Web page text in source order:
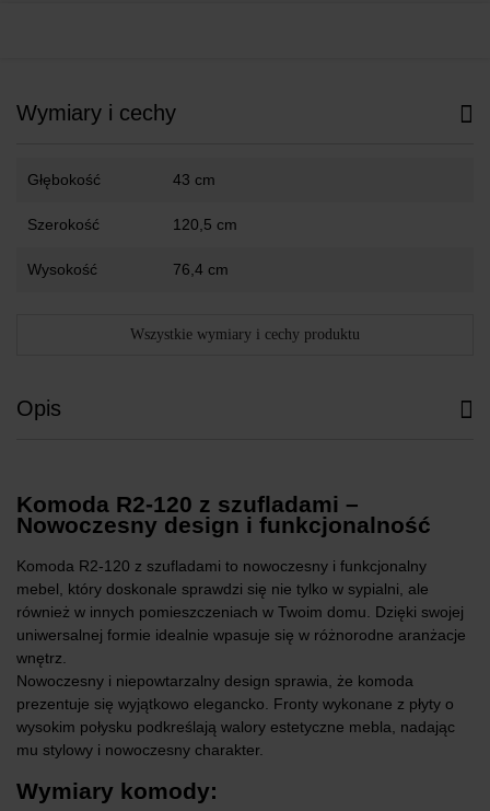
Wymiary i cechy
Głębokość 43 cm
Szerokość 120,5 cm
Wysokość 76,4 cm
Wszystkie wymiary i cechy produktu
Opis
Komoda R2-120 z szufladami –
Nowoczesny design i funkcjonalność
Komoda R2-120 z szufladami to nowoczesny i funkcjonalny
mebel, który doskonale sprawdzi się nie tylko w sypialni, ale
również w innych pomieszczeniach w Twoim domu. Dzięki swojej
uniwersalnej formie idealnie wpasuje się w różnorodne aranżacje
wnętrz.
Nowoczesny i niepowtarzalny design sprawia, że komoda
prezentuje się wyjątkowo elegancko. Fronty wykonane z płyty o
wysokim połysku podkreślają walory estetyczne mebla, nadając
mu stylowy i nowoczesny charakter.
Wymiary komody: